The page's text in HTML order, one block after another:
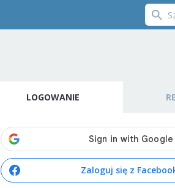
LOGOWANIE
Zaloguj się z